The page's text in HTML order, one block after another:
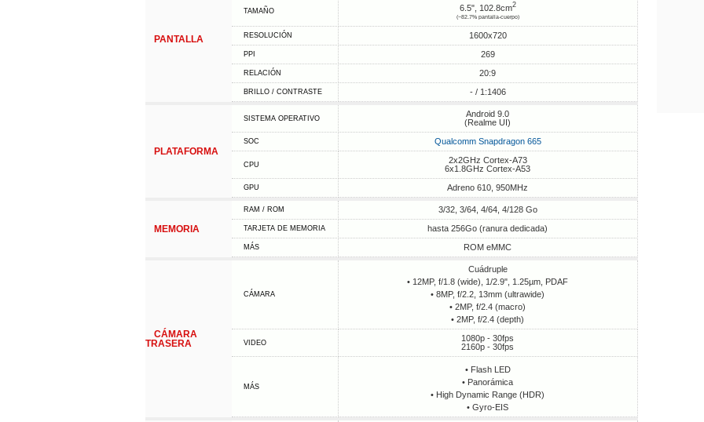
PANTALLA
TAMAÑO 6.5", 102.8cm2
(~82.7% pantalla-cuerpo)
RESOLUCIÓN 1600x720
PPI 269
RELACIÓN 20:9
BRILLO / CONTRASTE - / 1:1406
PLATAFORMA
SISTEMA OPERATIVO
Android 9.0
(Realme UI)
SOC Qualcomm Snapdragon 665
CPU
2x2GHz Cortex-A73
6x1.8GHz Cortex-A53
GPU Adreno 610, 950MHz
MEMORIA
RAM / ROM 3/32, 3/64, 4/64, 4/128 Go
TARJETA DE MEMORIA hasta 256Go (ranura dedicada)
MÁS ROM eMMC
CÁMARA
TRASERA
CÁMARA
Cuádruple
• 12MP, f/1.8 (wide), 1/2.9", 1.25µm, PDAF
• 8MP, f/2.2, 13mm (ultrawide)
• 2MP, f/2.4 (macro)
• 2MP, f/2.4 (depth)
VIDEO
1080p - 30fps
2160p - 30fps
MÁS
• Flash LED
• Panorámica
• High Dynamic Range (HDR)
• Gyro-EIS